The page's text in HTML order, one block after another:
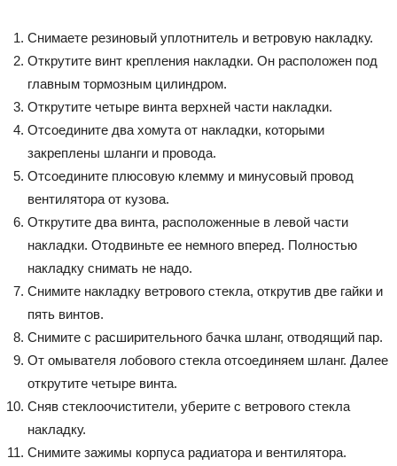
Снимаете резиновый уплотнитель и ветровую накладку.
Открутите винт крепления накладки. Он расположен под
главным тормозным цилиндром.
Открутите четыре винта верхней части накладки.
Отсоедините два хомута от накладки, которыми
закреплены шланги и провода.
Отсоедините плюсовую клемму и минусовый провод
вентилятора от кузова.
Открутите два винта, расположенные в левой части
накладки. Отодвиньте ее немного вперед. Полностью
накладку снимать не надо.
Снимите накладку ветрового стекла, открутив две гайки и
пять винтов.
Снимите с расширительного бачка шланг, отводящий пар.
От омывателя лобового стекла отсоединяем шланг. Далее
открутите четыре винта.
Сняв стеклоочистители, уберите с ветрового стекла
накладку.
Снимите зажимы корпуса радиатора и вентилятора.